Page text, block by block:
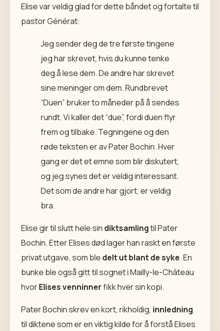
Elise var veldig glad for dette båndet og fortalte til
pastor Générat:
Jeg sender deg de tre første tingene
jeg har skrevet, hvis du kunne tenke
deg å lese dem. De andre har skrevet
sine meninger om dem. Rundbrevet
“Duen” bruker to måneder på å sendes
rundt. Vi kaller det “due”, fordi duen flyr
frem og tilbake. Tegningene og den
røde teksten er av Pater Bochin. Hver
gang er det et emne som blir diskutert,
og jeg synes det er veldig interessant.
Det som de andre har gjort, er veldig
bra.
Elise gir til slutt hele sin diktsamlingtil Pater
Bochin. Etter Elises død lager han raskt en første
privat utgave, som ble delt ut blant de syke. En
bunke ble også gitt til sognet i Mailly-le-Château
hvorElises venninnerfikk hver sin kopi.
Pater Bochin skrev en kort, rikholdig, innledning
til diktene som er en viktig kilde for å forstå Elises